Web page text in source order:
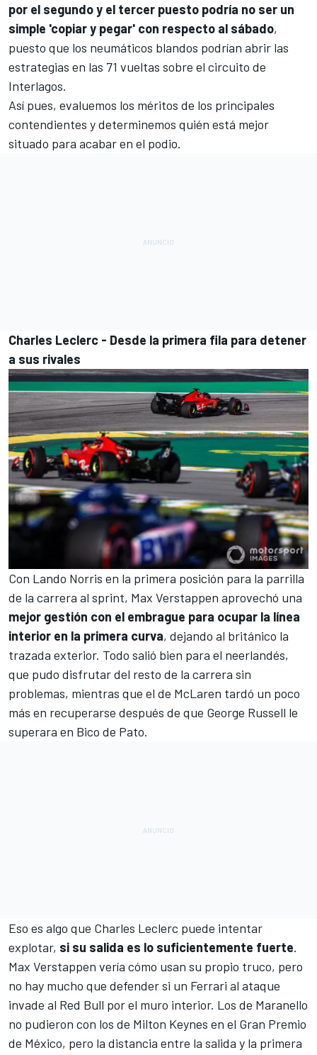
por el segundo y el tercer puesto podría no ser un
simple 'copiar y pegar' con respecto al sábado,
puesto que los neumáticos blandos podrían abrir las
estrategias en las 71 vueltas sobre el circuito de
Interlagos.
Así pues, evaluemos los méritos de los principales
contendientes y determinemos quién está mejor
situado para acabar en el podio.
Charles Leclerc - Desde la primera fila para detener
a sus rivales
Con Lando Norris en la primera posición para la parrilla
de la carrera al sprint, Max Verstappen aprovechó una
mejor gestión con el embrague para ocupar la línea
interior en la primera curva, dejando al británico la
trazada exterior. Todo salió bien para el neerlandés,
que pudo disfrutar del resto de la carrera sin
problemas, mientras que el de McLaren tardó un poco
más en recuperarse después de que George Russell le
superara en Bico de Pato.
Eso es algo que Charles Leclerc puede intentar
explotar, si su salida es lo suficientemente fuerte.
Max Verstappen vería cómo usan su propio truco, pero
no hay mucho que defender si un Ferrari al ataque
invade al Red Bull por el muro interior. Los de Maranello
no pudieron con los de Milton Keynes en el Gran Premio
de México, pero la distancia entre la salida y la primera